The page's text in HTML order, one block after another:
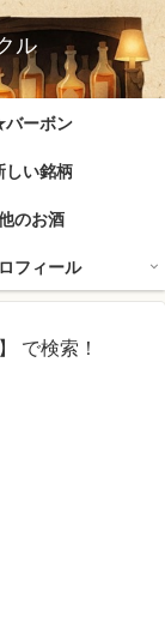
ル
ーボン
しい銘柄
のお酒
フィール
で検索！